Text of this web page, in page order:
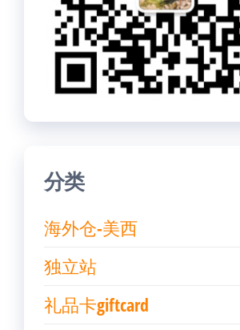
分类
海外仓-美西
独立站
礼品卡giftcard